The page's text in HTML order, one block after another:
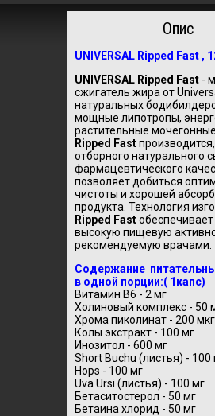
Опис
UNIVERSAL Ripped Fast ,
UNIVERSAL Ripped Fast -
сжигатель жира от
натуральных
мощные липотропы,
растительные
Ripped Fast
отборного натурального
фармацевтического
позволяет добиться
чистоты и хорошей
продукта. Технология
Ripped Fast
высокую пищевую
рекомендуемую врачами.
Содержание
в одной порции:( 1капс)
Витамин В6 - 2 мг
Холиновый комплекс - 50
Хрома пиколинат - 200 мкг
Колы экстракт - 100 мг
Инозитол - 600 мг
Short Buchu (листья) - 100
Hops - 100 мг
Uva Ursi (листья) - 100 мг
Бетаситостерол - 50 мг
Бетаина хлорид - 50 мг